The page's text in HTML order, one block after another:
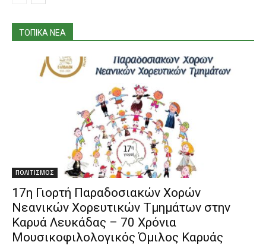
ΤΟΠΙΚΑ ΝΕΑ
ΠΟΛΙΤΙΣΜΟΣ
17η Γιορτή Παραδοσιακών Χορών
Νεανικών Χορευτικών Τμημάτων στην
Καρυά Λευκάδας – 70 Χρόνια
Μουσικοφιλολογικός Όμιλος Καρυάς